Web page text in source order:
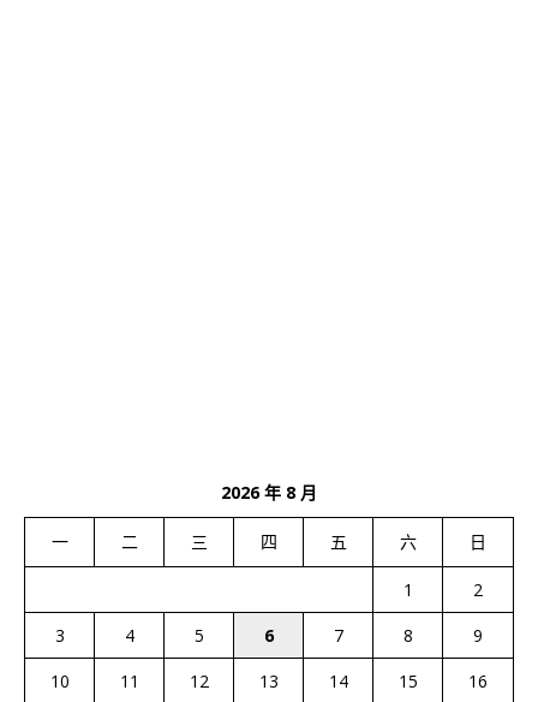
2026 年 8 月
一 二 三 四 五 六 日
1
2
3
4 5 6 7 8
9
10
11 12 13 14 15
16